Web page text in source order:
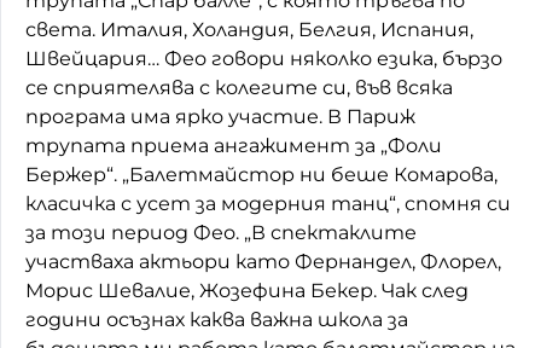
света. Италия, Холандия, Белгия, Испания,
Швейцария… Фео говори няколко езика, бързо
се сприятелява с колегите си, във всяка
програма има ярко участие. В Париж
трупата приема ангажимент за „Фоли
Бержер“. „Балетмайстор ни беше Комарова,
класичка с усет за модерния танц“, спомня си
за този период Фео. „В спектаклите
участваха актьори като Фернандел, Флорел,
Морис Шевалие, Жозефина Бекер. Чак след
години осъзнах каква важна школа за